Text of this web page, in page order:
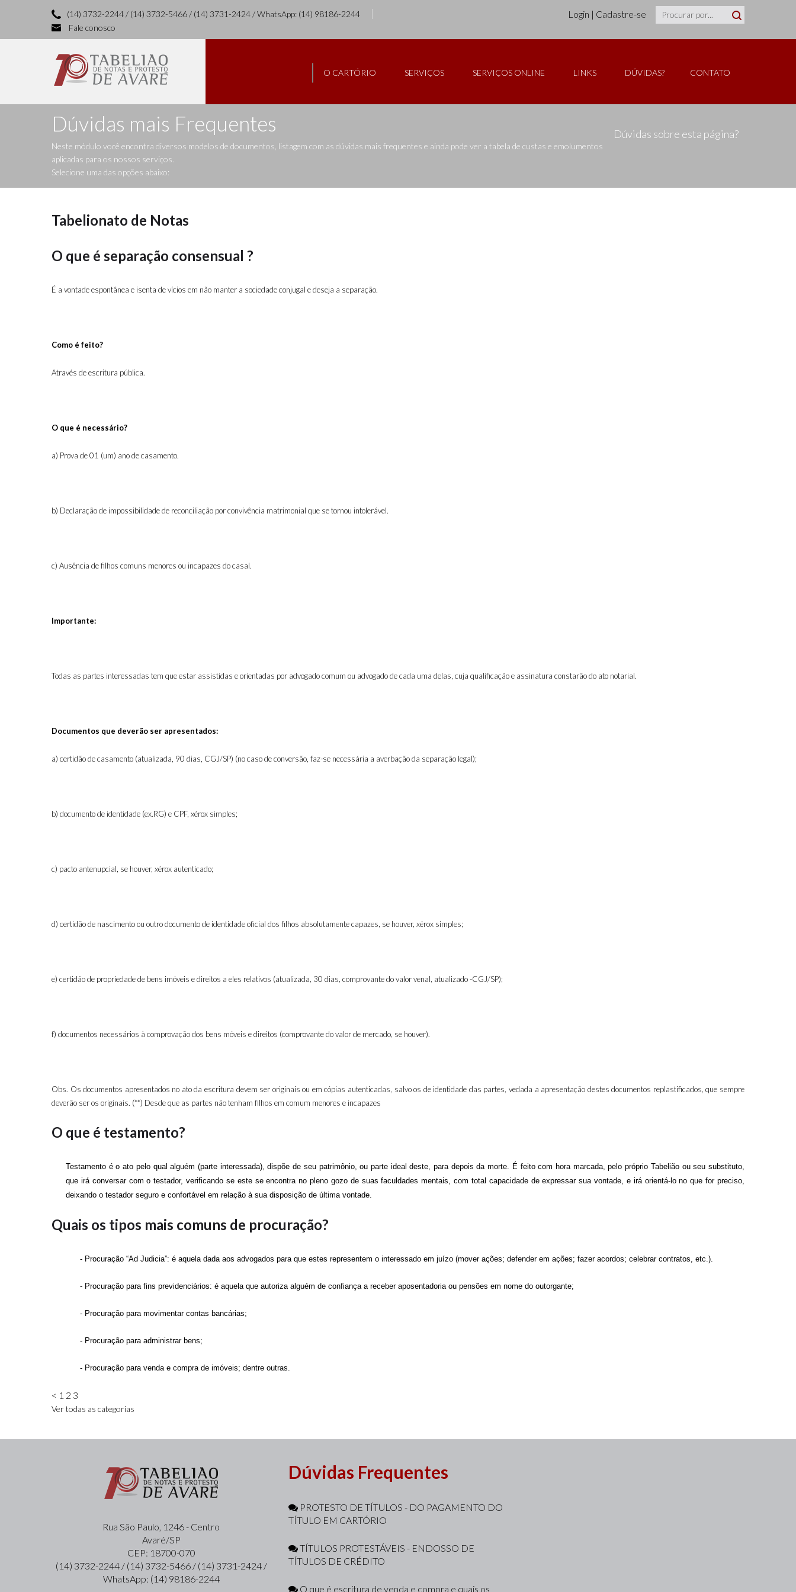
(14) 3732-2244 / (14) 3732-5466 / (14) 3731-2424 / WhatsApp: (14) 98186-2244
Fale conosco
Login | Cadastre-se
O CARTÓRIO SERVIÇOS SERVIÇOS ONLINE LINKS DÚVIDAS? CONTATO
Dúvidas mais Frequentes
Neste módulo você encontra diversos modelos de documentos, listagem com as dúvidas mais frequentes e ainda pode ver a tabela de custas e emolumentos
aplicadas para os nossos serviços.
Selecione uma das opções abaixo:
Dúvidas sobre esta página?
Tabelionato de Notas
O que é separação consensual ?
É a vontade espontânea e isenta de vícios em não manter a sociedade conjugal e deseja a separação.
Como é feito?
Através de escritura pública.
O que é necessário?
a) Prova de 01 (um) ano de casamento.
b) Declaração de impossibilidade de reconciliação por convivência matrimonial que se tornou intolerável.
c) Ausência de filhos comuns menores ou incapazes do casal.
Importante:
Todas as partes interessadas tem que estar assistidas e orientadas por advogado comum ou advogado de cada uma delas, cuja qualificação e assinatura constarão do ato notarial.
Documentos que deverão ser apresentados:
a) certidão de casamento (atualizada, 90 dias, CGJ/SP) (no caso de conversão, faz-se necessária a averbação da separação legal);
b) documento de identidade (ex.RG) e CPF, xérox simples;
c) pacto antenupcial, se houver, xérox autenticado;
d) certidão de nascimento ou outro documento de identidade oficial dos filhos absolutamente capazes, se houver, xérox simples;
e) certidão de propriedade de bens imóveis e direitos a eles relativos (atualizada, 30 dias comprovante do valor venal, atualizado -CGJ/SP);
f) documentos necessários à comprovação dos bens móveis e direitos (comprovante do valor de mercado, se houver).
Obs. Os documentos apresentados no ato da escritura devem ser originais ou em cópias autenticadas, salvo os de identidade das partes, vedada a apresentação destes documentos replastificados, que sempre
deverão ser os originais. (**) Desde que as partes não tenham filhos em comum menores e incapazes
O que é testamento?
Testamento é o ato pelo qual alguém (parte interessada), dispõe de seu patrimônio, ou parte ideal deste, para depois da morte. É feito com hora marcada, pelo próprio Tabelião ou seu substituto,
que irá conversar com o testador, verificando se este se encontra no pleno gozo de suas faculdades mentais, com total capacidade de expressar sua vontade, e irá orientá-lo no que for preciso,
deixando o testador seguro e confortável em relação à sua disposição de última vontade.
Quais os tipos mais comuns de procuração?
- Procuração “Ad Judicia”: é aquela dada aos advogados para que estes representem o interessado em juízo (mover ações; defender em ações; fazer acordos; celebrar contratos, etc.).
- Procuração para fins previdenciários: é aquela que autoriza alguém de confiança a receber aposentadoria ou pensões em nome do outorgante;
- Procuração para movimentar contas bancárias;
- Procuração para administrar bens;
- Procuração para venda e compra de imóveis; dentre outras.
< 1 2 3
Ver todas as categorias
Rua São Paulo, 1246 - Centro
Avaré/SP
CEP: 18700-070
(14) 3732-2244 / (14) 3732-5466 / (14) 3731-2424 /
WhatsApp: (14) 98186-2244
Dúvidas Frequentes
PROTESTO DE TÍTULOS - DO PAGAMENTO DO
TÍTULO EM CARTÓRIO
TÍTULOS PROTESTÁVEIS - ENDOSSO DE
TÍTULOS DE CRÉDITO
O que é escritura de venda e compra e quais os